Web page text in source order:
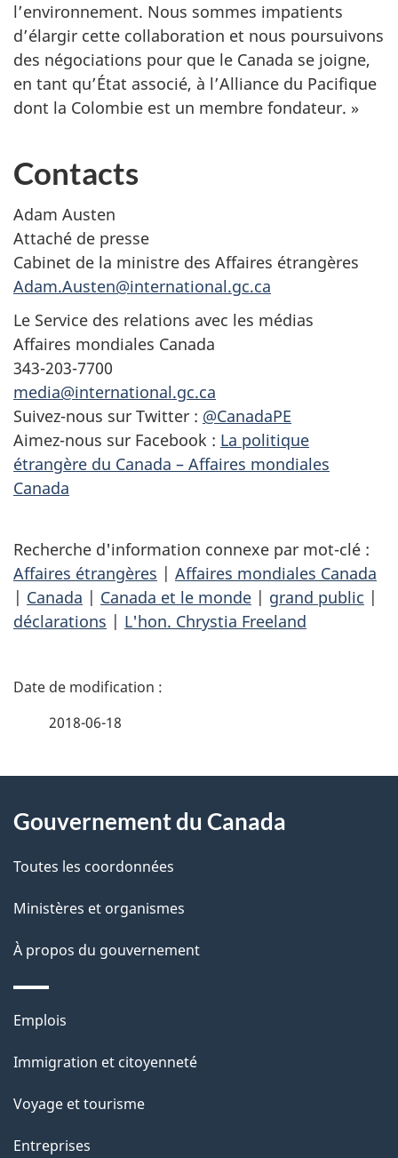
l’environnement. Nous sommes impatients
d’élargir cette collaboration et nous poursuivons
des négociations pour que le Canada se joigne,
en tant qu’État associé, à l’Alliance du Pacifique
dont la Colombie est un membre fondateur. »
Contacts
Adam Austen
Attaché de presse
Cabinet de la ministre des Affaires étrangères
Adam.Austen@international.gc.ca
Le Service des relations avec les médias
Affaires mondiales Canada
343-203-7700
media@international.gc.ca
Suivez-nous sur Twitter : @CanadaPE
Aimez-nous sur Facebook : La politique
étrangère du Canada – Affaires mondiales
Canada
Recherche d'information connexe par mot-clé :
Affaires étrangères | Affaires mondiales Canada
| Canada | Canada et le monde | grand public |
déclarations | L'hon. Chrystia Freeland
D
i
l
s
d
e
l
a
p
a
2018-06-18
propos
de
ce
site
Gouvernement du Canada
Toutes les coordonnées
Ministères et organismes
À propos du gouvernement
Thèmes
sujets
Emplois
Immigration et citoyenneté
Voyage et tourisme
Entreprises